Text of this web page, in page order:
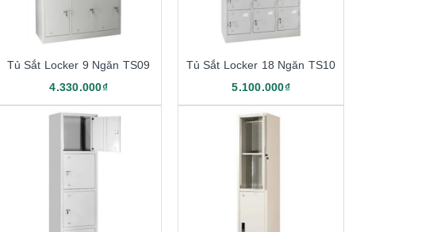
Tủ Sắt Locker 9 Ngăn TS09
4.330.000₫
Tủ Sắt Locker 18 Ngăn TS10
5.100.000₫